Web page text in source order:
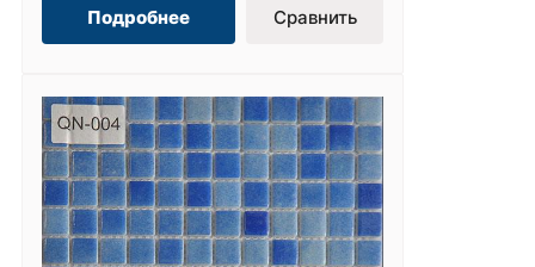
Подробнее Сравнить